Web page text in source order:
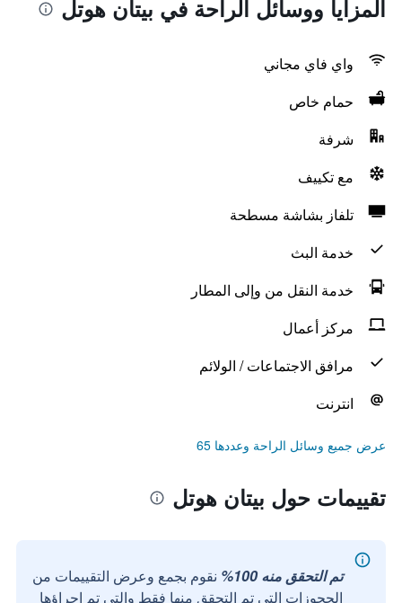
المزايا ووسائل الراحة في بيتان هوتل
واي فاي مجاني
حمام خاص
شرفة
مع تكييف
تلفاز بشاشة مسطحة
خدمة البث
خدمة النقل من وإلى المطار
مركز أعمال
مرافق الاجتماعات / الولائم
انترنت
عرض جميع وسائل الراحة وعددها 65
تقييمات حول بيتان هوتل
تم التحقق منه 100%
نقوم بجمع وعرض التقييمات من
الحجوزات التي تم التحقق منها فقط والتي تم إجراؤها